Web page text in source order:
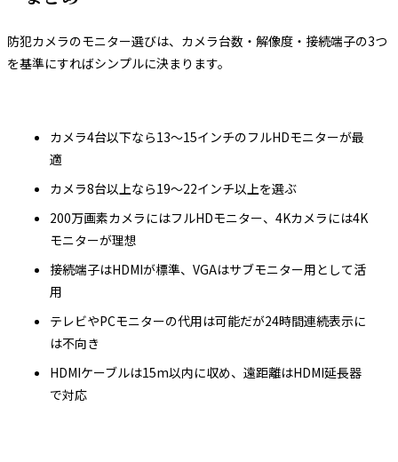
防犯カメラのモニター選びは、カメラ台数・解像度・接続端子の3つ
を基準にすればシンプルに決まります。
カメラ4台以下なら13〜15インチのフルHDモニターが最
適
カメラ8台以上なら19〜22インチ以上を選ぶ
200万画素カメラにはフルHDモニター、4Kカメラには4K
モニターが理想
接続端子はHDMIが標準、VGAはサブモニター用として活
用
テレビやPCモニターの代用は可能だが24時間連続表示に
は不向き
HDMIケーブルは15m以内に収め、遠距離はHDMI延長器
で対応